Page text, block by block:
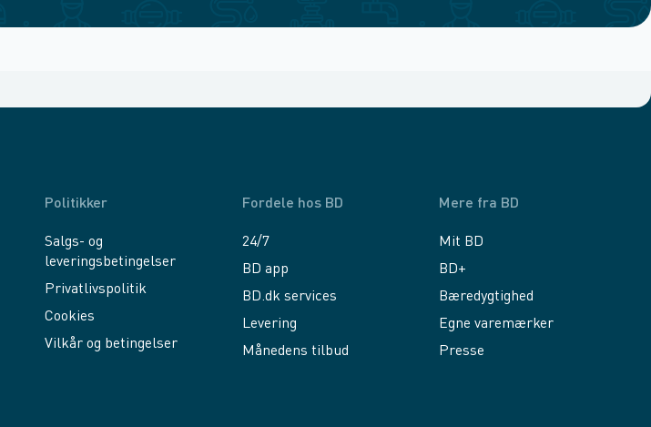
Politikker
Salgs- og
leveringsbetingelser
Privatlivspolitik
Cookies
Vilkår og betingelser
Fordele hos BD
24/7
BD app
BD.dk services
Levering
Månedens tilbud
Mere fra BD
Mit BD
BD+
Bæredygtighed
Egne varemærker
Presse